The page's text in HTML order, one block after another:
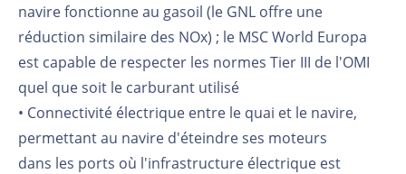
navire fonctionne au gasoil (le GNL offre une
réduction similaire des NOx) ; le MSC World Europa
est capable de respecter les normes Tier III de l'OMI
quel que soit le carburant utilisé
• Connectivité électrique entre le quai et le navire,
permettant au navire d'éteindre ses moteurs
dans les ports où l'infrastructure électrique est